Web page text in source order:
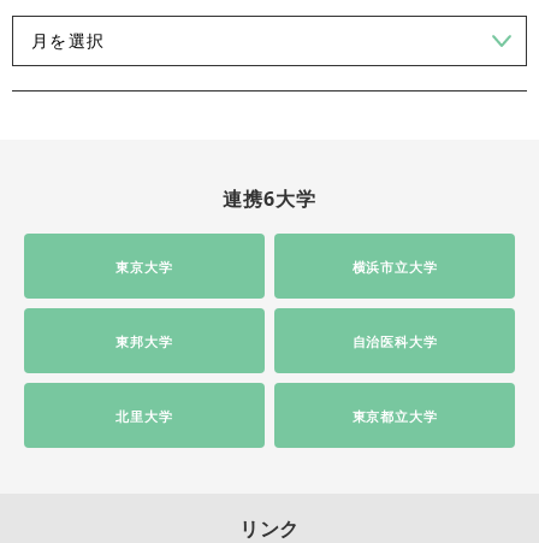
連携6大学
東京大学 横浜市立大学
東邦大学 自治医科大学
北里大学 東京都立大学
リンク